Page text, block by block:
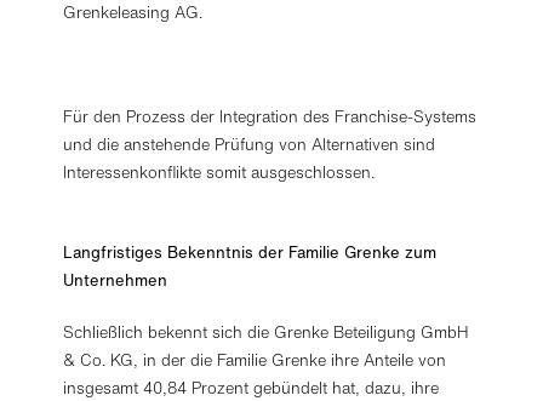
Grenkeleasing AG.
Für den Prozess der Integration des Franchise-Systems
und die anstehende Prüfung von Alternativen sind
Interessenkonflikte somit ausgeschlossen.
Langfristiges Bekenntnis der Familie Grenke zum
Unternehmen
Schließlich bekennt sich die Grenke Beteiligung GmbH
& Co. KG, in der die Familie Grenke ihre Anteile von
insgesamt 40,84 Prozent gebündelt hat, dazu, ihre